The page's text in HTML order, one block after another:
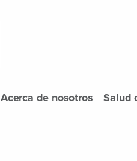
Acerca de nosotros Salud